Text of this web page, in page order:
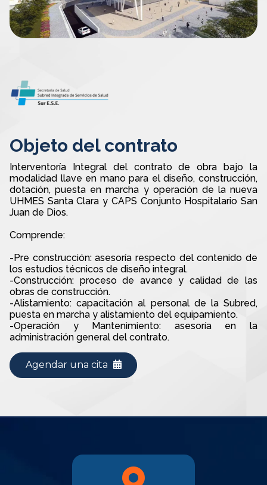
Objeto del contrato
Interventoría Integral del contrato de obra bajo la
modalidad llave en mano para el diseño, construcción,
dotación, puesta en marcha y operación de la nueva
UHMES Santa Clara y CAPS Conjunto Hospitalario San
Juan de Dios.
Comprende:
-Pre construcción: asesoría respecto del contenido de
los estudios técnicos de diseño integral.
-Construcción: proceso de avance y calidad de las
obras de construcción.
-Alistamiento: capacitación al personal de la Subred,
puesta en marcha y alistamiento del equipamiento.
-Operación y Mantenimiento: asesoría en la
administración general del contrato.
Agendar una cita